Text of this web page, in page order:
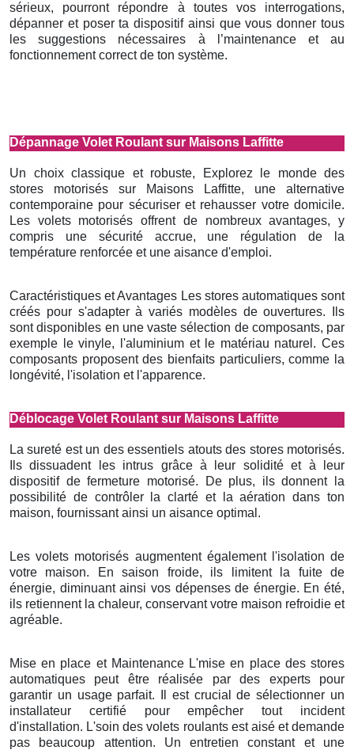
sérieux, pourront répondre à toutes vos interrogations,
dépanner et poser ta dispositif ainsi que vous donner tous
les suggestions nécessaires à l’maintenance et au
fonctionnement correct de ton système.
Dépannage Volet Roulant sur Maisons Laffitte
Un choix classique et robuste, Explorez le monde des
stores motorisés sur Maisons Laffitte, une alternative
contemporaine pour sécuriser et rehausser votre domicile.
Les volets motorisés offrent de nombreux avantages, y
compris une sécurité accrue, une régulation de la
température renforcée et une aisance d'emploi.
Caractéristiques et Avantages Les stores automatiques sont
créés pour s'adapter à variés modèles de ouvertures. Ils
sont disponibles en une vaste sélection de composants, par
exemple le vinyle, l'aluminium et le matériau naturel. Ces
composants proposent des bienfaits particuliers, comme la
longévité, l'isolation et l'apparence.
Déblocage Volet Roulant sur Maisons Laffitte
La sureté est un des essentiels atouts des stores motorisés.
Ils dissuadent les intrus grâce à leur solidité et à leur
dispositif de fermeture motorisé. De plus, ils donnent la
possibilité de contrôler la clarté et la aération dans ton
maison, fournissant ainsi un aisance optimal.
Les volets motorisés augmentent également l'isolation de
votre maison. En saison froide, ils limitent la fuite de
énergie, diminuant ainsi vos dépenses de énergie. En été,
ils retiennent la chaleur, conservant votre maison refroidie et
agréable.
Mise en place et Maintenance L'mise en place des stores
automatiques peut être réalisée par des experts pour
garantir un usage parfait. Il est crucial de sélectionner un
installateur certifié pour empêcher tout incident
d'installation. L'soin des volets roulants est aisé et demande
pas beaucoup attention. Un entretien constant et une